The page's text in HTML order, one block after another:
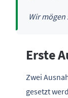
Wir
Erste
Zwei
gesetzt